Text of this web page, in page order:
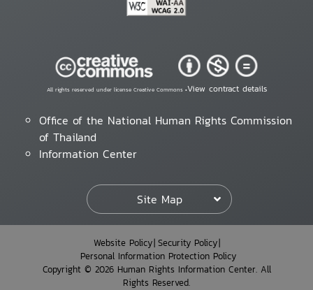
All rights reserved under license Creative Commons •View contract details
Office of the National Human Rights Commission
of Thailand
Information Center
Site Map
Website Policy Security Policy
Personal Information Protection Policy
Copyright © 2026 Human Rights Information Center. All
Rights Reserved.